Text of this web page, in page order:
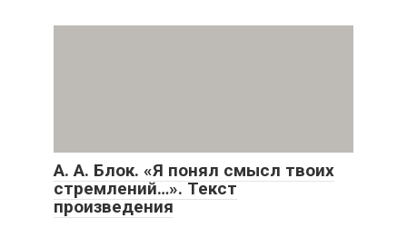
А. А. Блок. «Я понял смысл твоих
стремлений…». Текст
произведения